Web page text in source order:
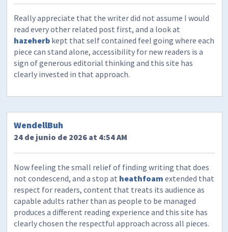
Really appreciate that the writer did not assume I would
read every other related post first, and a look at
hazeherb kept that self contained feel going where each
piece can stand alone, accessibility for new readers is a
sign of generous editorial thinking and this site has
clearly invested in that approach.
WendellBuh
24 de junio de 2026 at 4:54 AM
Now feeling the small relief of finding writing that does
not condescend, and a stop at heathfoam extended that
respect for readers, content that treats its audience as
capable adults rather than as people to be managed
produces a different reading experience and this site has
clearly chosen the respectful approach across all pieces.